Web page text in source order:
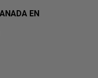
EN